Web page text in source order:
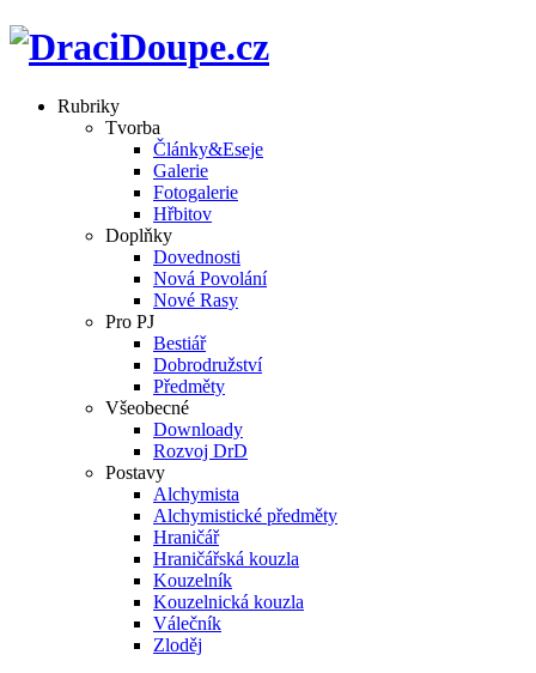
Rubriky
Tvorba
Články&Eseje
Galerie
Fotogalerie
Hřbitov
Doplňky
Dovednosti
Nová Povolání
Nové Rasy
Pro PJ
Bestiář
Dobrodružství
Předměty
Všeobecné
Downloady
Rozvoj DrD
Postavy
Alchymista
Alchymistické předměty
Hraničář
Hraničářská kouzla
Kouzelník
Kouzelnická kouzla
Válečník
Zloděj